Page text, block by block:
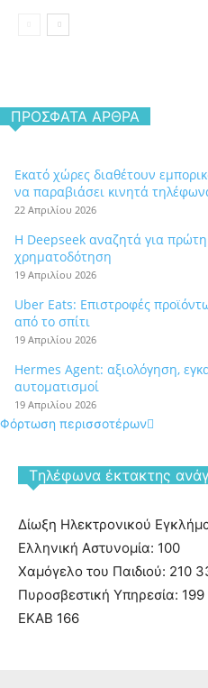
ΠΡΌΣΦΑΤΑ ΆΡΘΡΑ
Εκατό χώρες διαθέτουν
να παραβιάσει κινητά
22 Απριλίου 2026
Η Deepseek αναζητά για
χρηματοδότηση
19 Απριλίου 2026
Uber Eats: Επιστροφές
από το σπίτι
19 Απριλίου 2026
Hermes Agent: αξιολόγηση,
αυτοματισμοί
19 Απριλίου 2026
Φόρτωση περισσοτέρων
Tηλέφωνα έκτακτης
Δίωξη Ηλεκτρονικού
Ελληνική Αστυνομία: 100
Χαμόγελο του Παιδιού: 210
Πυροσβεστική Υπηρεσία: 199
ΕΚΑΒ 166